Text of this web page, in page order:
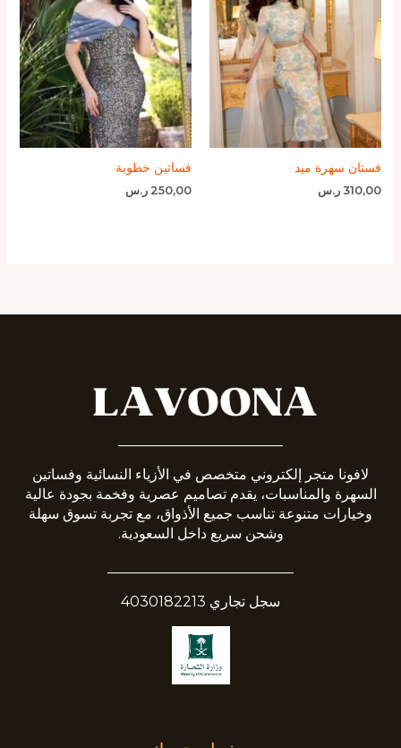
فستان سهرة ميد
310,00 ر.س
فساتين خطوبة
250,00 ر.س
لافونا متجر إلكتروني متخصص في الأزياء النسائية وفساتين
السهرة والمناسبات، يقدم تصاميم عصرية وفخمة بجودة عالية
وخيارات متنوعة تناسب جميع الأذواق، مع تجربة تسوق سهلة
وشحن سريع داخل السعودية.
سجل تجاري 4030182213